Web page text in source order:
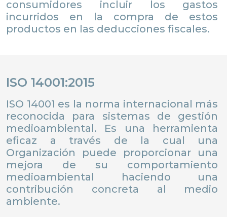
consumidores incluir los gastos
incurridos en la compra de estos
productos en las deducciones fiscales.
ISO 14001:2015
ISO 14001 es la norma internacional más
reconocida para sistemas de gestión
medioambiental. Es una herramienta
eficaz a través de la cual una
Organización puede proporcionar una
mejora de su comportamiento
medioambiental haciendo una
contribución concreta al medio
ambiente.